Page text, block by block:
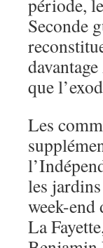
période,
Seconde
que
Les
les
week-end
La